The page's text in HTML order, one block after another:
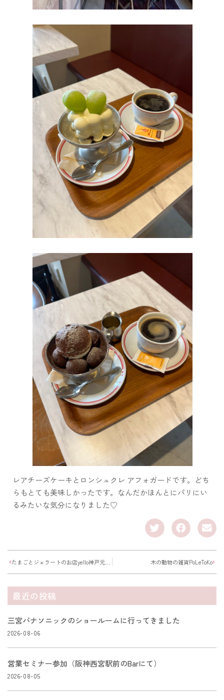
レアチーズケーキとロンシュクレ アフォガードです。どち
らもとても美味しかったです。なんだかほんとにパリにい
るみたいな気分になりました♡
木の動物の雑貨PoLeToKo
最近の投稿
三宮パナソニックのショールームに行ってきました
2026-08-06
営業セミナー参加（阪神西宮駅前のBarにて）
2026-08-05